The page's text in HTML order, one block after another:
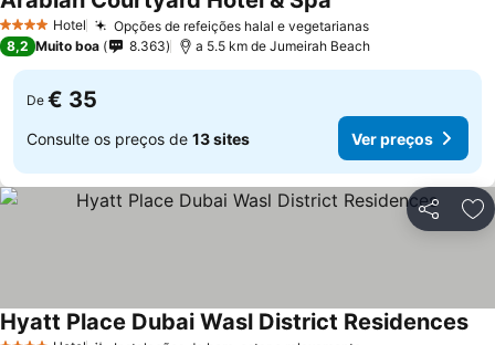
4 EstrelasHotel Opções de refeições halal e vegetarianas
8,2 Muito boa 8.363 a 5.5 km de Jumeirah Beach
De € 35
Consulte os preços de 13 sites Ver preços
Partilhar
Hyatt Place Dubai Wasl District Residences